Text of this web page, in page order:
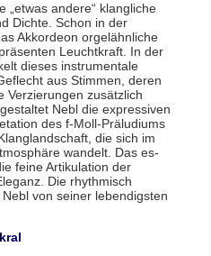
„etwas andere“ klangliche
Dichte. Schon in der
Akkordeon orgelähnliche
Leuchtkraft. In der
dieses instrumentale
aus Stimmen, deren
Verzierungen zusätzlich
Nebl die expressiven
des f-Moll-Präludiums
die sich im
wandelt. Das es-
feine Artikulation der
Die rhythmisch
von seiner lebendigsten